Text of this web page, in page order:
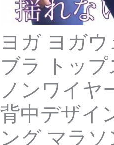
ヨガ ヨガ
ブラ トッ
ノンワイヤ
背中デザイ
ング マラ